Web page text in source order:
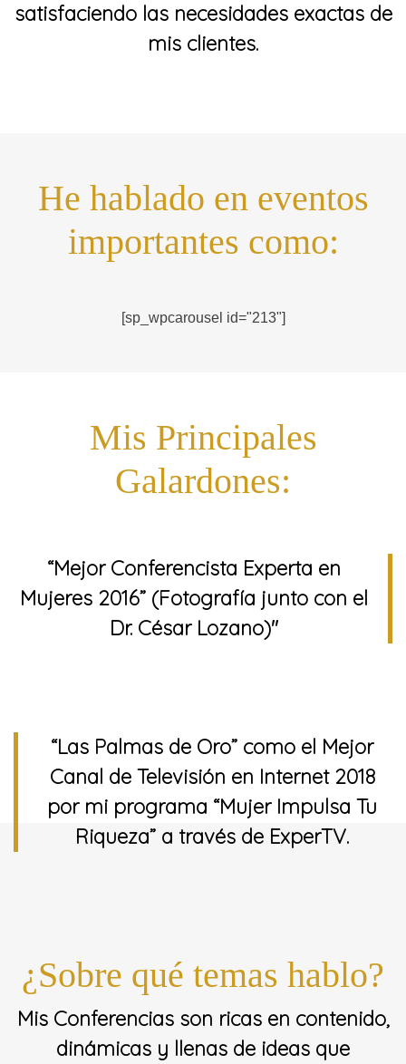
satisfaciendo las necesidades exactas de
mis clientes.
He hablado en eventos
importantes como:
[sp_wpcarousel id="213"]
Mis Principales
Galardones:
“Mejor Conferencista Experta en
Mujeres 2016” (Fotografía junto con el
Dr. César Lozano)"
“Las Palmas de Oro” como el Mejor
Canal de Televisión en Internet 2018
por mi programa “Mujer Impulsa Tu
Riqueza” a través de ExperTV.
¿Sobre qué temas hablo?
Mis Conferencias son ricas en contenido,
dinámicas y llenas de ideas que